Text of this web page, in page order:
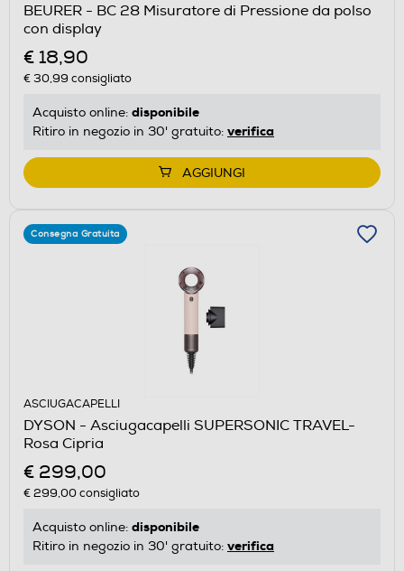
BEURER - BC 28 Misuratore di Pressione da polso
con display
€ 18,90
€ 30,99 consigliato
Acquisto online: disponibile
Ritiro in negozio in 30' gratuito: verifica
AGGIUNGI
Consegna Gratuita
ASCIUGACAPELLI
DYSON - Asciugacapelli SUPERSONIC TRAVEL-
Rosa Cipria
€ 299,00
€ 299,00consigliato
Acquisto online: disponibile
Ritiro in negozio in 30' gratuito: verifica